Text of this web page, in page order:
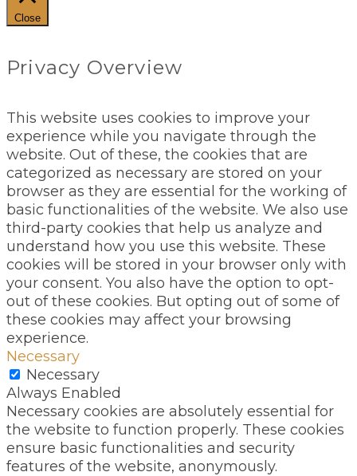
Close
Privacy Overview
This website uses cookies to improve your
experience while you navigate through the
website. Out of these, the cookies that are
categorized as necessary are stored on your
browser as they are essential for the working of
basic functionalities of the website. We also use
third-party cookies that help us analyze and
understand how you use this website. These
cookies will be stored in your browser only with
your consent. You also have the option to opt-
out of these cookies. But opting out of some of
these cookies may affect your browsing
experience.
Necessary
Necessary
Always Enabled
Necessary cookies are absolutely essential for
the website to function properly. These cookies
ensure basic functionalities and security
features of the website, anonymously.